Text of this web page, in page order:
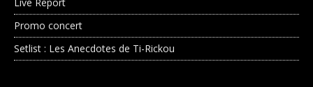
Promo concert
Setlist : Les Anecdotes de Ti-Rickou